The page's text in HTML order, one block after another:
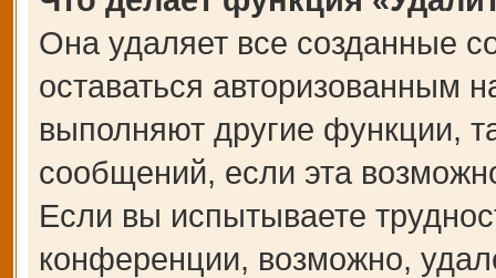
Она удаляет все созданные
оставаться авторизованным
выполняют другие функции,
сообщений, если эта
Если вы испытываете
конференции, возможно,